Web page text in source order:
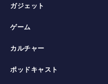
ガジェット
ゲーム
カルチャー
ポッドキャスト